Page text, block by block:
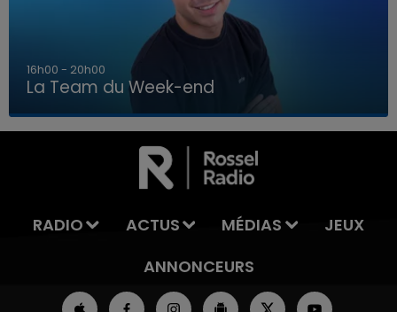
LA TEAM DU WEEK-END
7h00 - 12h00
La Team du Week-end
RADIO ACTUS MÉDIAS
JEUX
ANNONCEURS